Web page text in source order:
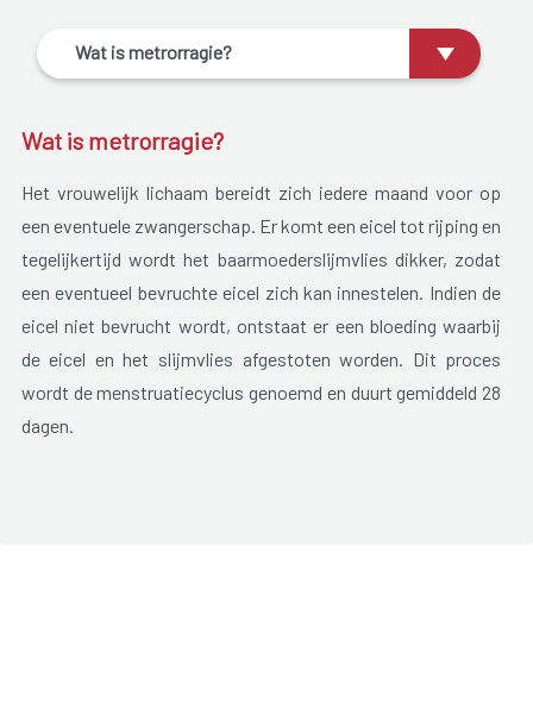
Wat is metrorragie?
Wat is metrorragie?
Het vrouwelijk lichaam bereidt zich iedere maand voor op
een eventuele zwangerschap. Er komt een eicel tot rijping en
tegelijkertijd wordt het baarmoederslijmvlies dikker, zodat
een eventueel bevruchte eicel zich kan innestelen. Indien de
eicel niet bevrucht wordt, ontstaat er een bloeding waarbij
de eicel en het slijmvlies afgestoten worden. Dit proces
wordt de menstruatiecyclus genoemd en duurt gemiddeld 28
dagen.